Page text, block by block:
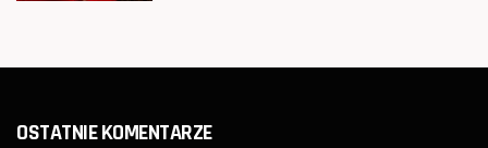
OSTATNIE KOMENTARZE